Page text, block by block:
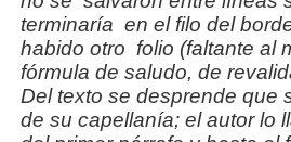
terminaría en el filo del
habido otro folio (faltante al
fórmula de saludo, de
Del texto se desprende que
de su capellanía; el autor lo